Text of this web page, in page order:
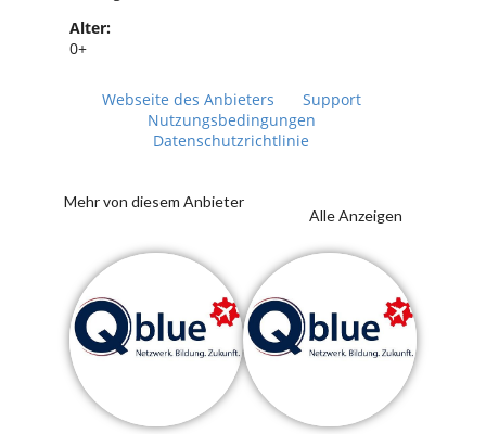
Alter:
0+
Webseite des Anbieters
Support
Nutzungsbedingungen
Datenschutzrichtlinie
Mehr von diesem Anbieter
Alle Anzeigen